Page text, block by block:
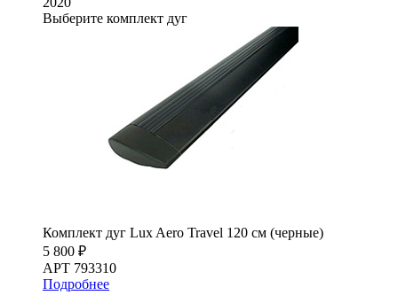
Выберите комплект дуг
Комплект дуг Lux Aero Travel 120 см (черные)
5 800 ₽
АРТ 793310
Подробнее